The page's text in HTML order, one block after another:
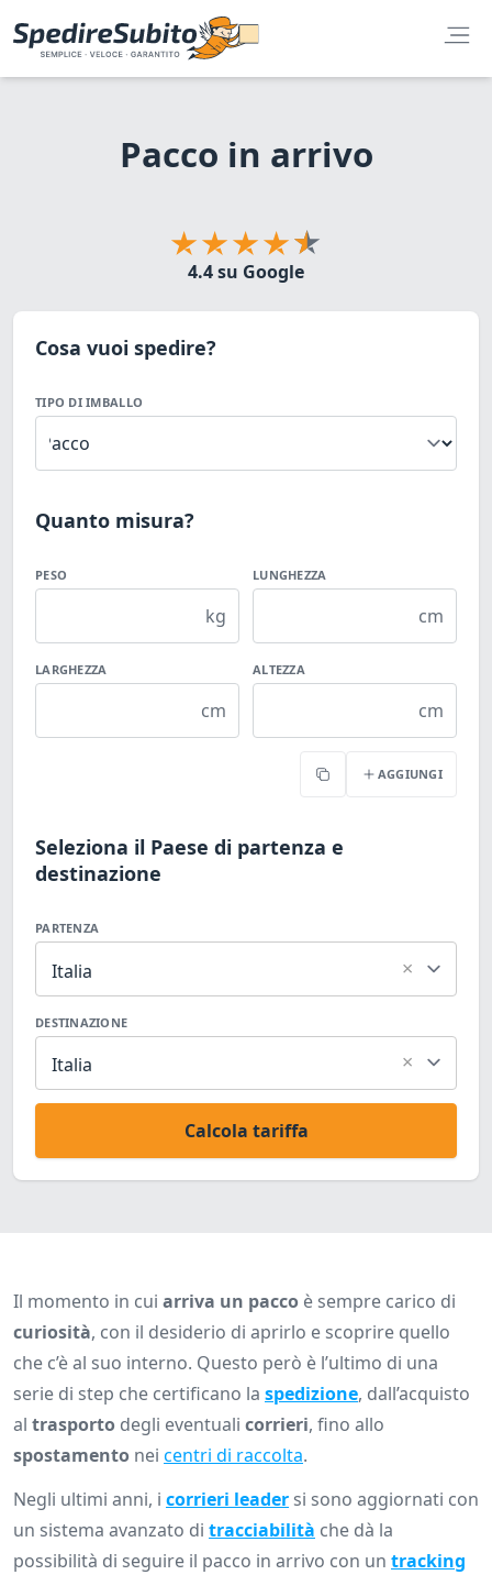
Pacco in arrivo
4.4 su Google
Cosa vuoi spedire?
TIPO DI IMBALLO
Quanto misura?
PESO
kg
LUNGHEZZA
cm
LARGHEZZA
cm
ALTEZZA
cm
Copia AGGIUNGI
Seleziona il Paese di partenza e
destinazione
PARTENZA
Italia ×
DESTINAZIONE
Italia ×
Calcola tariffa
Il momento in cui arriva un pacco è sempre carico di
curiosità, con il desiderio di aprirlo e scoprire quello
che c’è al suo interno. Questo però è l’ultimo di una
serie di step che certificano la spedizione, dall’acquisto
al trasporto degli eventuali corrieri, fino allo
spostamento nei centri di raccolta.
Negli ultimi anni, i corrieri leader si sono aggiornati con
un sistema avanzato di tracciabilità che dà la
possibilità di seguire il pacco in arrivo con un tracking